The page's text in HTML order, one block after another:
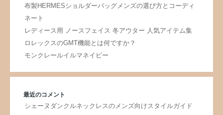
布製HERMESショルダーバッグメンズの選び方とコーディ
ネート
レディース用 ノースフェイス 冬アウター 人気アイテム集
ロレックスのGMT機能とは何ですか？
モンクレールイルマネイビー
最近のコメント
シェーヌダンクルネックレスのメンズ向けスタイルガイド